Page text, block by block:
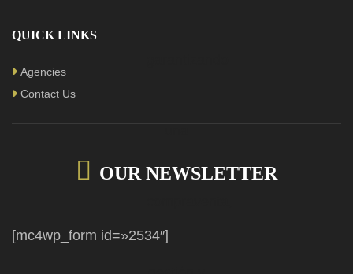
QUICK LINKS
Agencies
Contact Us
OUR NEWSLETTER
[mc4wp_form id=»2534″]